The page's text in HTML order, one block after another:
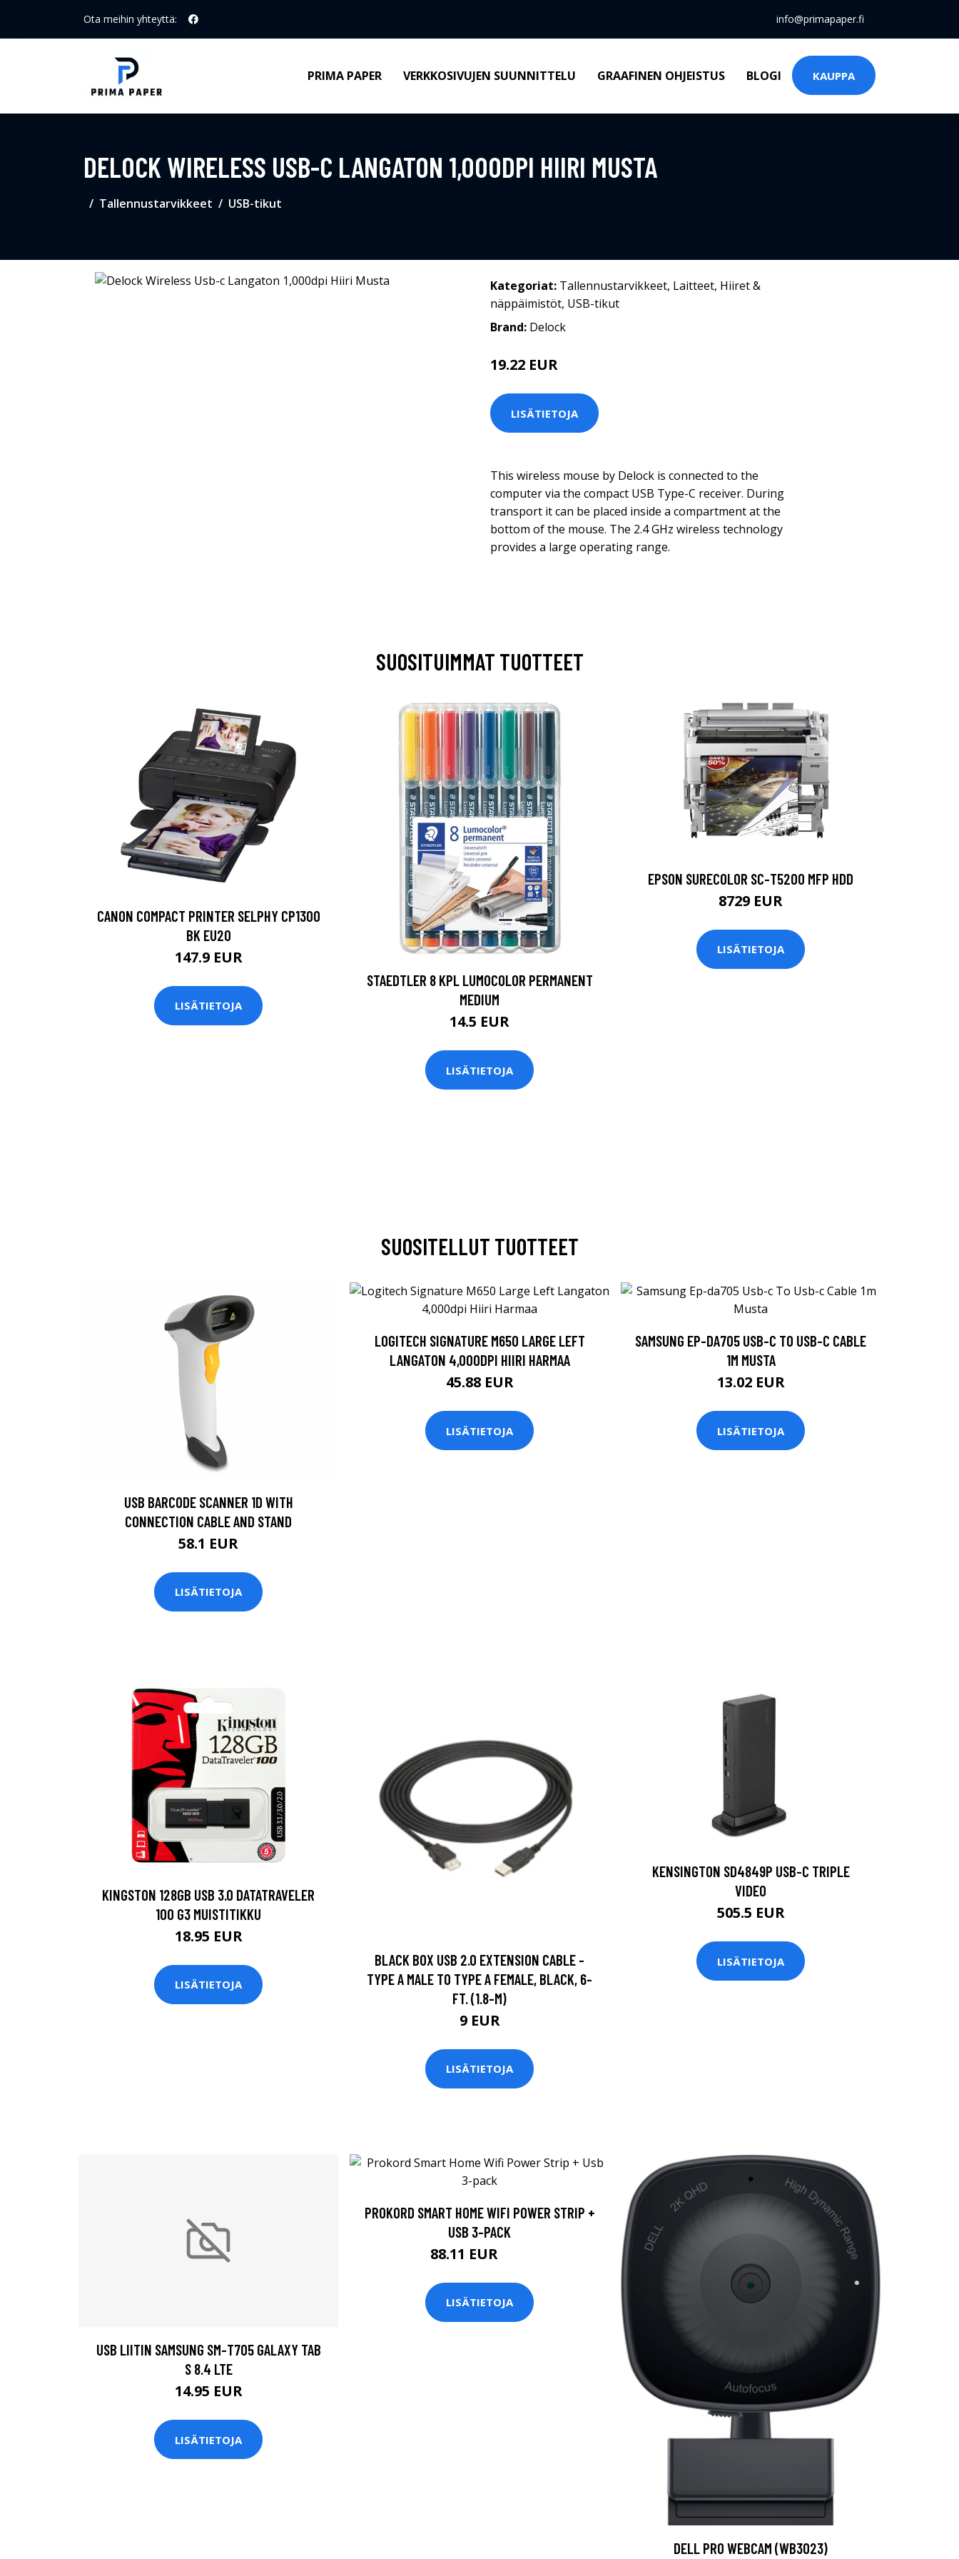
Ota meihin yhteyttä: info@primapaper.fi
PRIMA PAPER VERKKOSIVUJEN SUUNNITTELU GRAAFINEN OHJEISTUS BLOGI KAUPPA
DELOCK WIRELESS USB-C LANGATON 1,000DPI HIIRI MUSTA
Tallennustarvikkeet USB-tikut
Kategoriat: Tallennustarvikkeet, Laitteet, Hiiret &
näppäimistöt, USB-tikut
Brand: Delock
19.22 EUR
LISÄTIETOJA
This wireless mouse by Delock is connected to the
computer via the compact USB Type-C receiver. During
transport it can be placed inside a compartment at the
bottom of the mouse. The 2.4 GHz wireless technology
provides a large operating range.
SUOSITUIMMAT TUOTTEET
CANON COMPACT PRINTER SELPHY CP1300
BK EU20
147.9 EUR
LISÄTIETOJA
STAEDTLER 8 KPL LUMOCOLOR PERMANENT
MEDIUM
14.5 EUR
LISÄTIETOJA
EPSON SURECOLOR SC-T5200 MFP HDD
8729 EUR
LISÄTIETOJA
SUOSITELLUT TUOTTEET
USB BARCODE SCANNER 1D WITH
CONNECTION CABLE AND STAND
58.1 EUR
LISÄTIETOJA
LOGITECH SIGNATURE M650 LARGE LEFT
LANGATON 4,000DPI HIIRI HARMAA
45.88 EUR
LISÄTIETOJA
SAMSUNG EP-DA705 USB-C TO USB-C CABLE
1M MUSTA
13.02 EUR
LISÄTIETOJA
KINGSTON 128GB USB 3.0 DATATRAVELER
100 G3 MUISTITIKKU
18.95 EUR
LISÄTIETOJA
BLACK BOX USB 2.0 EXTENSION CABLE -
TYPE A MALE TO TYPE A FEMALE, BLACK, 6-
FT. (1.8-M)
9 EUR
LISÄTIETOJA
KENSINGTON SD4849P USB-C TRIPLE
VIDEO
505.5 EUR
LISÄTIETOJA
USB LIITIN SAMSUNG SM-T705 GALAXY TAB
S 8.4 LTE
14.95 EUR
LISÄTIETOJA
PROKORD SMART HOME WIFI POWER STRIP +
USB 3-PACK
88.11 EUR
LISÄTIETOJA
DELL PRO WEBCAM (WB3023)